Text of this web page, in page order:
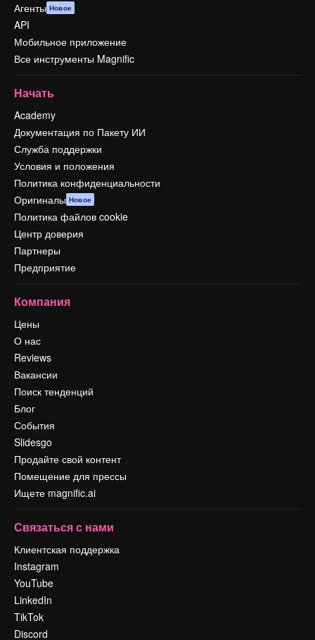
Агенты Новое
API
Мобильное приложение
Все инструменты Magnific
Начать
Academy
Документация по Пакету ИИ
Служба поддержки
Условия и положения
Политика конфиденциальности
Оригиналы Новое
Политика файлов cookie
Центр доверия
Партнеры
Предприятие
Компания
Цены
О нас
Reviews
Вакансии
Поиск тенденций
Блог
События
Slidesgo
Продайте свой контент
Помещение для прессы
Ищете magnific.ai
Связаться с нами
Клиентская поддержка
Instagram
YouTube
LinkedIn
TikTok
Discord